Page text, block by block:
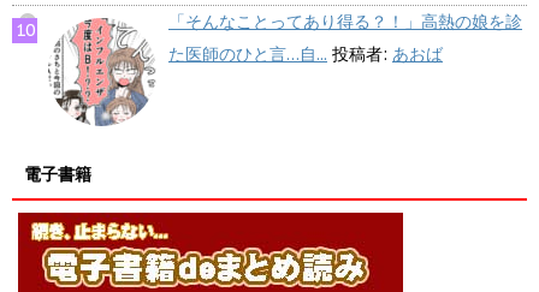
「そんなことってあり得る？！」高熱の娘を診
た医師のひと言…自... 投稿者: あおば
電子書籍